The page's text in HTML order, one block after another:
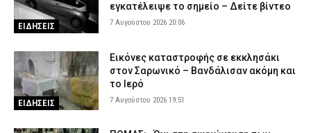
ΕΙΔΗΣΕΙΣ
εγκατέλειψε το σημείο – Δείτε βίντεο
7 Αυγούστου 2026 20:06
ΕΙΔΗΣΕΙΣ
Εικόνες καταστροφής σε εκκλησάκι
στον Σαρωνικό – Βανδάλισαν ακόμη και
το Ιερό
7 Αυγούστου 2026 19:51